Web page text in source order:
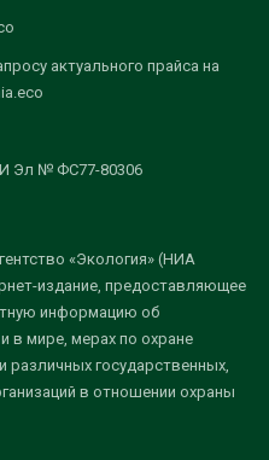
актуального прайса на
Эл № ФС77-80306
«Экология» (НИА
издание, предоставляющее
информацию об
в мире, мерах по охране
государственных,
в отношении охраны